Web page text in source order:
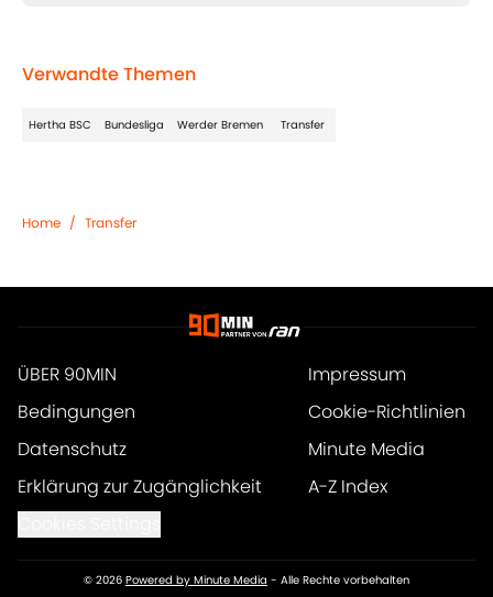
Verwandte Themen
Hertha BSC Bundesliga Werder Bremen Transfer
Home / Transfer
ÜBER 90MIN
Impressum
Bedingungen
Cookie-Richtlinien
Datenschutz
Minute Media
Erklärung zur Zugänglichkeit
A-Z Index
© 2026 Powered by Minute Media - Alle Rechte vorbehalten